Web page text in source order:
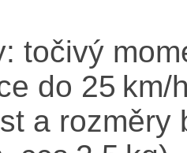
točivý
do 25 km/
a